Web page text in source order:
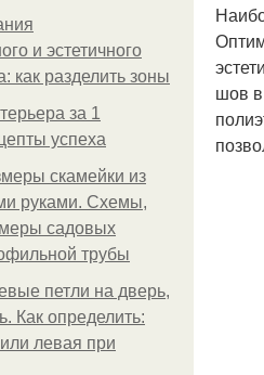
и эстетичного
как разделить зоны
за 1
успеха
скамейки из
руками. Схемы,
садовых
трубы
петли на дверь,
Как определить:
левая при
шов в